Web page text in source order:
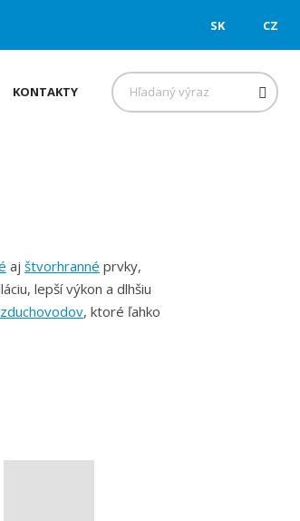
SK CZ
KONTAKTY Hľadať
aj štvorhranné prvky,
lepší výkon a dlhšiu
, ktoré ľahko